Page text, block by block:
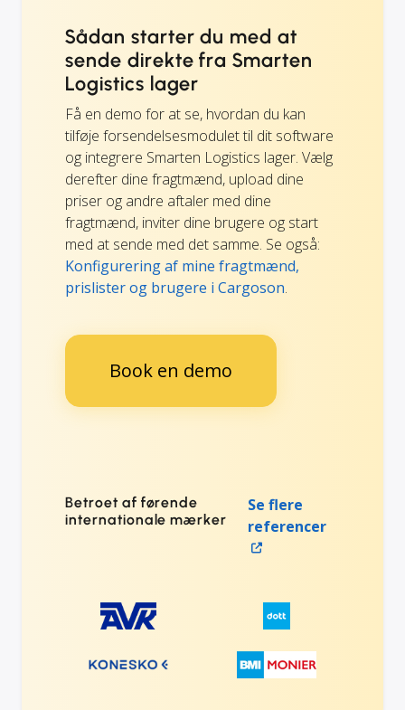
Sådan starter du med at
sende direkte fra Smarten
Logistics lager
Få en demo for at se, hvordan du kan
tilføje forsendelsesmodulet til dit software
og integrere Smarten Logistics lager. Vælg
derefter dine fragtmænd, upload dine
priser og andre aftaler med dine
fragtmænd, inviter dine brugere og start
med at sende med det samme. Se også:
Konfigurering af mine fragtmænd,
prislister og brugere i Cargoson.
Book en demo
Betroet af førende
internationale mærker
Se flere
referencer